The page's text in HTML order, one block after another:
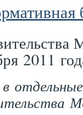
2011
в отдельные